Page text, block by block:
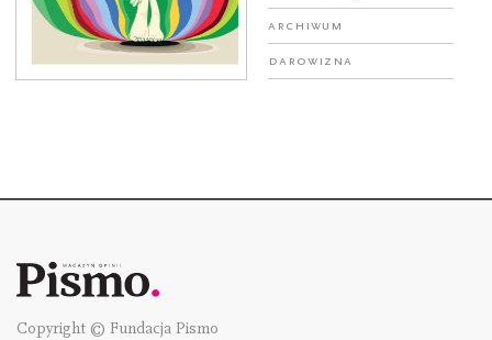
Archiwum
Darowizna
Copyright © Fundacja Pismo